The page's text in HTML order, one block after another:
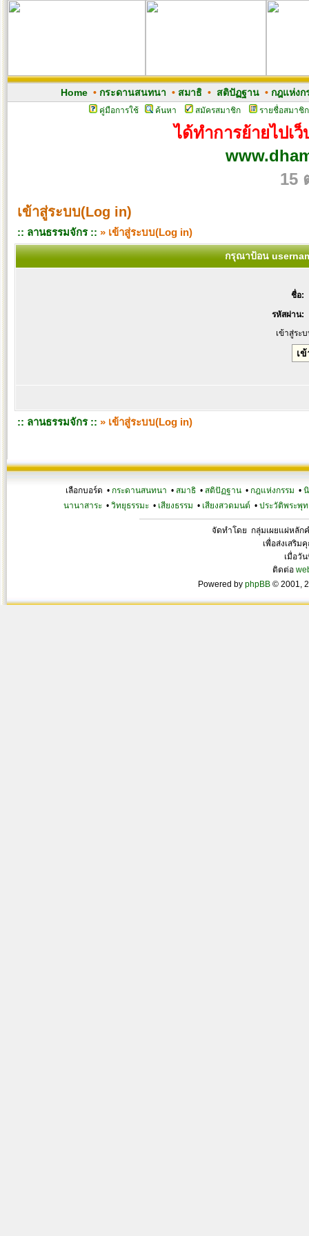
Home• กระดานสนทนา • สมาธิ• สติปัฏฐาน• กฎแห่งก
คู่มือการใช้ ค้นหา สมัครสมาชิก รายชื่อสมาชิก
ได้ทำการย้ายไปเ
15
เข้าสู่ระบบ(Log in)
:: ลานธรรมจักร :: » เข้าสู่ระบบ(Log in)
กรุณาป้อน
ชื่อ:
รหัสผ่าน:
เข้าสู่ระ
:: ลานธรรมจักร :: » เข้าสู่ระบบ(Log in)
เลือกบอร์ด • กระดานสนทนา • สมาธิ • สติปัฏฐาน • กฎแห่งกรรม •
นานาสาระ• วิทยุธรรมะ• เสียงธรรม • เสียงสวดมนต์ • ประวัติพระพุท
จัดทำโดย กลุ่มเผยแผ่หลัก
เพื่อส่งเสริม
เมื่อวั
ติดต่อ
Powered by phpBB © 2001,